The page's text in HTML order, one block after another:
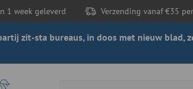
1 week geleverd Verzending vanaf €35
zit-sta bureaus, in doos met nieuw blad,